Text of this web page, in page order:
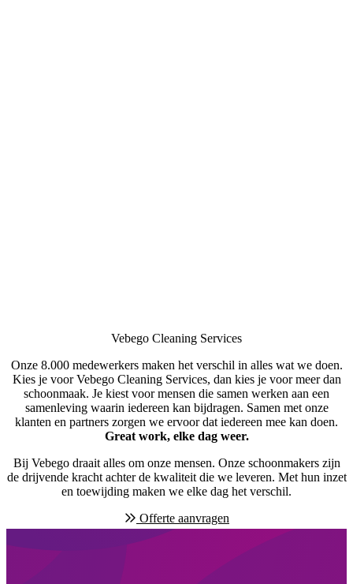
Vebego Cleaning Services
Onze 8.000 medewerkers maken het verschil in alles wat we doen.
Kies je voor Vebego Cleaning Services, dan kies je voor meer dan
schoonmaak. Je kiest voor mensen die samen werken aan een
samenleving waarin iedereen kan bijdragen. Samen met onze
klanten en partners zorgen we ervoor dat iedereen mee kan doen.
Great work, elke dag weer.
Bij Vebego draait alles om onze mensen. Onze schoonmakers zijn
de drijvende kracht achter de kwaliteit die we leveren. Met hun inzet
en toewijding maken we elke dag het verschil.
Offerte aanvragen